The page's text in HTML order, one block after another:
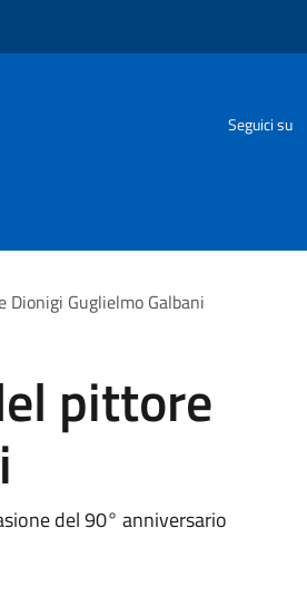
Seguici su
Dionigi Guglielmo Galbani
pittore
del 90° anniversario